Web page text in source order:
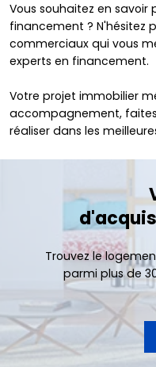
Vous souhaitez en savoir
financement ? N'hésitez
commerciaux qui vous
experts en financement.
Votre projet immobilier
accompagnement,
réaliser dans les
Trouvez le
parmi plus de